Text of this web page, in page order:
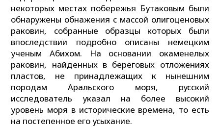
некоторых местах побережья Бутаковым были
обнаружены обнажения с массой олигоценовых
раковин, собранные образцы которых были
впоследствии подробно описаны немецким
ученым Абихом. На основании окаменелых
раковин, найденных в береговых отложениях
пластов, не принадлежащих к нынешним
породам Аральского моря, русский
исследователь указал на более высокий
уровень моря в исторические времена, то есть
на постепенное его усыхание.